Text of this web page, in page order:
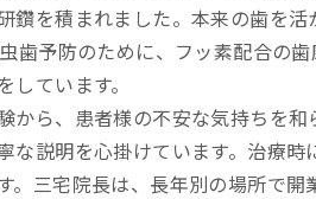
鑽を積まれました。本来の歯を
歯予防のために、フッ素配合の
ています。
から、患者様の不安な気持ちを
な説明を心掛けています。治療
。三宅院長は、長年別の場所で